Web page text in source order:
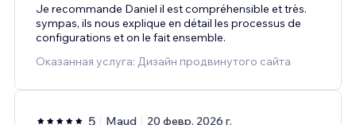
Je recommande Daniel il est compréhensible et très.
sympas, ils nous explique en détail les processus de
configurations et on le fait ensemble.
Оказанная услуга: Дизайн продвинутого сайта
5 Maud 20 февр. 2026 г.